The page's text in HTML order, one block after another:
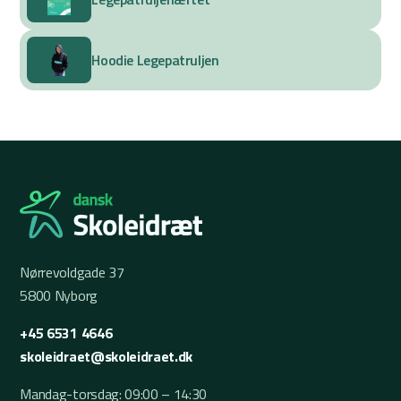
Hoodie Legepatruljen
Nørrevoldgade 37
5800 Nyborg
+45 6531 4646
skoleidraet@skoleidraet.dk
Mandag-torsdag: 09:00 – 14:30